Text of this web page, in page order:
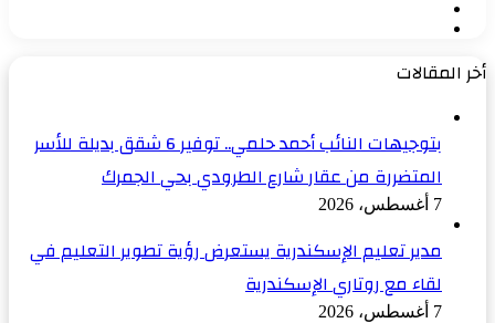
أخر المقالات
بتوجيهات النائب أحمد حلمي.. توفير 6 شقق بديلة للأسر
المتضررة من عقار شارع الطرودي بحي الجمرك
7 أغسطس، 2026
مدير تعليم الإسكندرية يستعرض رؤية تطوير التعليم في
لقاء مع روتاري الإسكندرية
7 أغسطس، 2026